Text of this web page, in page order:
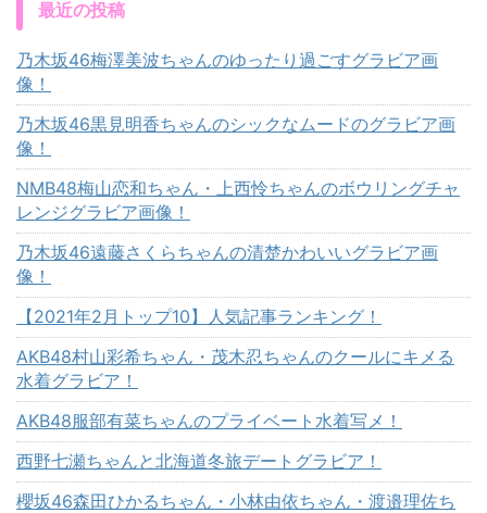
最近の投稿
乃木坂46梅澤美波ちゃんのゆったり過ごすグラビア画
像！
乃木坂46黒見明香ちゃんのシックなムードのグラビア画
像！
NMB48梅山恋和ちゃん・上西怜ちゃんのボウリングチャ
レンジグラビア画像！
乃木坂46遠藤さくらちゃんの清楚かわいいグラビア画
像！
【2021年2月トップ10】人気記事ランキング！
AKB48村山彩希ちゃん・茂木忍ちゃんのクールにキメる
水着グラビア！
AKB48服部有菜ちゃんのプライベート水着写メ！
西野七瀬ちゃんと北海道冬旅デートグラビア！
櫻坂46森田ひかるちゃん・小林由依ちゃん・渡邉理佐ち